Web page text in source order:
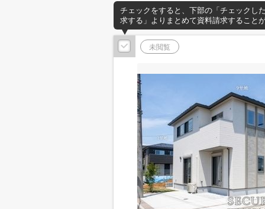
チェックをすると、下部の「チェックし
求する」よりまとめて資料請求すること
未閲覧